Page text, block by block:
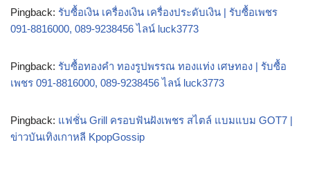
Pingback: รับซื้อเงิน เครื่องเงิน เครื่องประดับเงิน | รับซื้อเพชร
091-8816000, 089-9238456 ไลน์ luck3773
Pingback: รับซื้อทองคำ ทองรูปพรรณ ทองแท่ง เศษทอง | รับซื้อ
เพชร 091-8816000, 089-9238456 ไลน์ luck3773
Pingback: แฟชั่น Grill ครอบฟันฝังเพชร สไตล์ แบมแบม GOT7 |
ข่าวบันเทิงเกาหลี KpopGossip